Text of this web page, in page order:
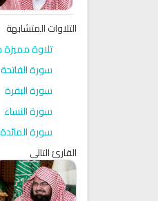
التلاوات المتشابهة
تلاوة
سورة الفاتحة
سورة البقرة
سورة النساء
سورة المائدة
القارئ التالي